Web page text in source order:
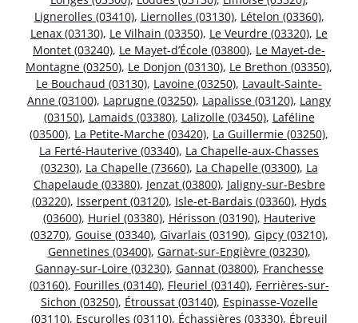
Lignerolles (03410), Liernolles (03130), Lételon (03360),
Lenax (03130), Le Vilhain (03350), Le Veurdre (03320), Le
Montet (03240), Le Mayet-d’École (03800), Le Mayet-de-
Montagne (03250), Le Donjon (03130), Le Brethon (03350),
Le Bouchaud (03130), Lavoine (03250), Lavault-Sainte-
Anne (03100), Laprugne (03250), Lapalisse (03120), Langy
(03150), Lamaids (03380), Lalizolle (03450), Laféline
(03500), La Petite-Marche (03420), La Guillermie (03250),
La Ferté-Hauterive (03340), La Chapelle-aux-Chasses
(03230), La Chapelle (73660), La Chapelle (03300), La
Chapelaude (03380), Jenzat (03800), Jaligny-sur-Besbre
(03220), Isserpent (03120), Isle-et-Bardais (03360), Hyds
(03600), Huriel (03380), Hérisson (03190), Hauterive
(03270), Gouise (03340), Givarlais (03190), Gipcy (03210),
Gennetines (03400), Garnat-sur-Engièvre (03230),
Gannay-sur-Loire (03230), Gannat (03800), Franchesse
(03160), Fourilles (03140), Fleuriel (03140), Ferrières-sur-
Sichon (03250), Étroussat (03140), Espinasse-Vozelle
(03110), Escurolles (03110), Échassières (03330), Ébreuil